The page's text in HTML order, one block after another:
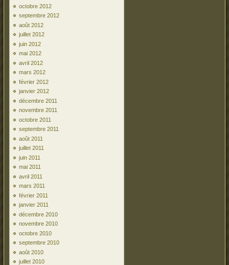
octobre 2012
septembre 2012
août 2012
juillet 2012
juin 2012
mai 2012
avril 2012
mars 2012
février 2012
janvier 2012
décembre 2011
novembre 2011
octobre 2011
septembre 2011
août 2011
juillet 2011
juin 2011
mai 2011
avril 2011
mars 2011
février 2011
janvier 2011
décembre 2010
novembre 2010
octobre 2010
septembre 2010
août 2010
juillet 2010